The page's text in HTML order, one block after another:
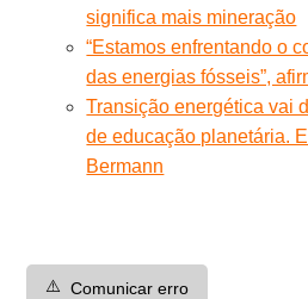
significa mais mineração
“Estamos enfrentando o
das energias fósseis”,
Transição energética vai
de educação planetária.
Bermann
⚠️ Comunicar erro